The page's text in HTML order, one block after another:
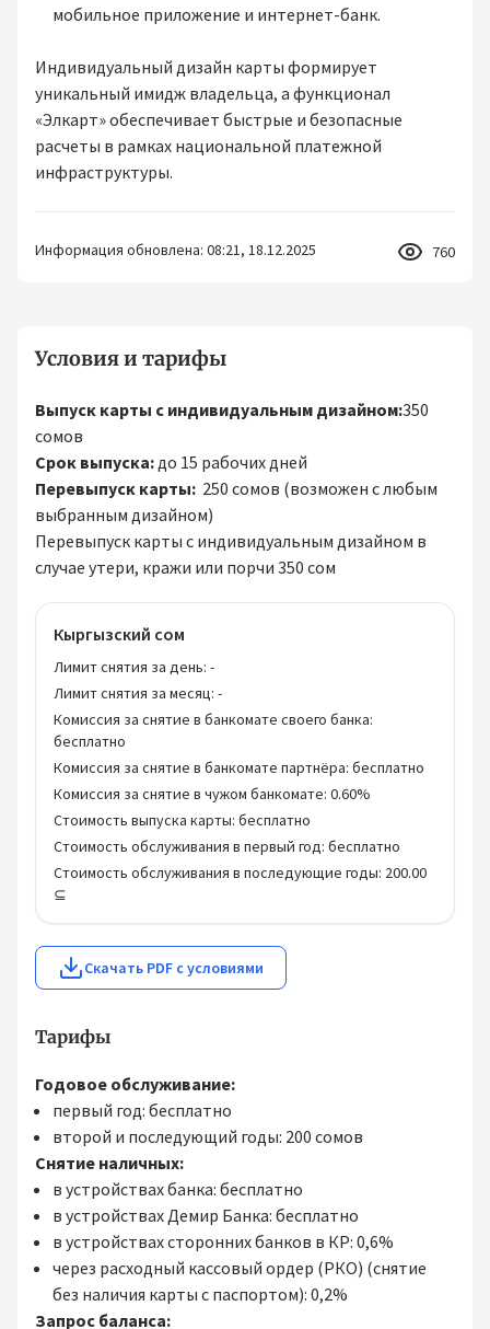
мобильное приложение и интернет-банк.
Индивидуальный дизайн карты формирует
уникальный имидж владельца, а функционал
«Элкарт» обеспечивает быстрые и безопасные
расчеты в рамках национальной платежной
инфраструктуры.
Информация обновлена: 08:21, 18.12.2025 760
Условия и тарифы
Выпуск карты с индивидуальным дизайном:350
сомов
Срок выпуска:до 15 рабочих дней
Перевыпуск карты: 250 сомов (возможен с любым
выбранным дизайном)
Перевыпуск карты с индивидуальным дизайном в
случае утери, кражи или порчи 350 сом
Кыргызский сом
Лимит снятия за день: -
Лимит снятия за месяц: -
Комиссия за снятие в банкомате своего банка:
бесплатно
Комиссия за снятие в банкомате партнёра: бесплатно
Комиссия за снятие в чужом банкомате: 0.60%
Стоимость выпуска карты: бесплатно
Стоимость обслуживания в первый год: бесплатно
Стоимость обслуживания в последующие годы: 200.00
⊆
Скачать PDF с условиями
Тарифы
Годовое обслуживание:
первый год: бесплатно
второй и последующий годы: 200 сомов
Снятие наличных:
в устройствах банка: бесплатно
в устройствах Демир Банка: бесплатно
в устройствах сторонних банков в КР: 0,6%
через расходный кассовый ордер (РКО) (снятие
без наличия карты с паспортом): 0,2%
Запрос баланса: